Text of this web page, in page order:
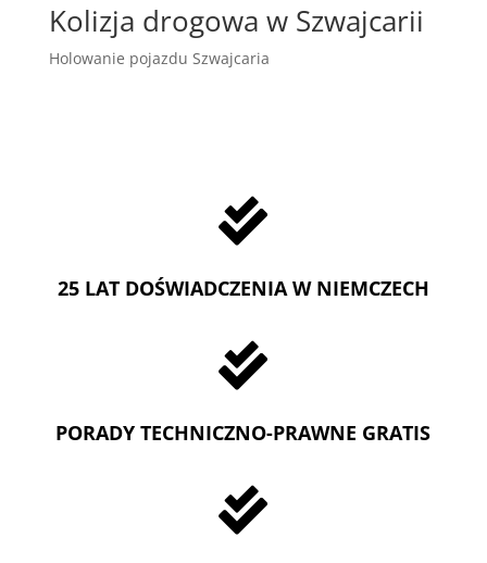
Kolizja drogowa w Szwajcarii
Holowanie pojazdu Szwajcaria

25 LAT DOŚWIADCZENIA W NIEMCZECH

PORADY TECHNICZNO-PRAWNE GRATIS
